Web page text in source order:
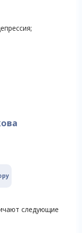
следующие